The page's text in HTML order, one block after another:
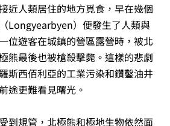
近人類居住的地方覓食，早在幾個
Longyearbyen）便發生了人類與
位遊客在城鎮的營區露營時，被北
熊最後也被槍殺擊斃。這樣的悲劇
斯西佰利亞的工業污染和鑽鑿油井
途更難看見曙光。